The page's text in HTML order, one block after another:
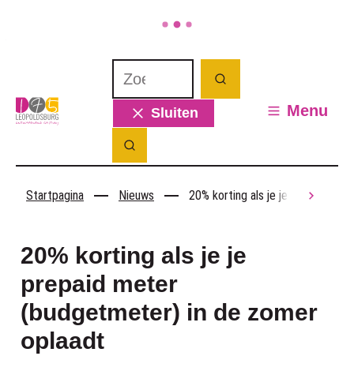
Leopoldsburg
Zoeken
Sluiten
Zoek tonen / verbergen
Menu
scroll
Startpagina Nieuws 20% korting als je je prepaid
20% korting als je je
prepaid meter
(budgetmeter) in de zomer
oplaadt